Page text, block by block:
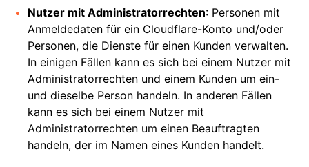
Nutzer mit Administratorrechten: Personen mit
Anmeldedaten für ein Cloudflare-Konto und/oder
Personen, die Dienste für einen Kunden verwalten.
In einigen Fällen kann es sich bei einem Nutzer mit
Administratorrechten und einem Kunden um ein-
und dieselbe Person handeln. In anderen Fällen
kann es sich bei einem Nutzer mit
Administratorrechten um einen Beauftragten
handeln, der im Namen eines Kunden handelt.